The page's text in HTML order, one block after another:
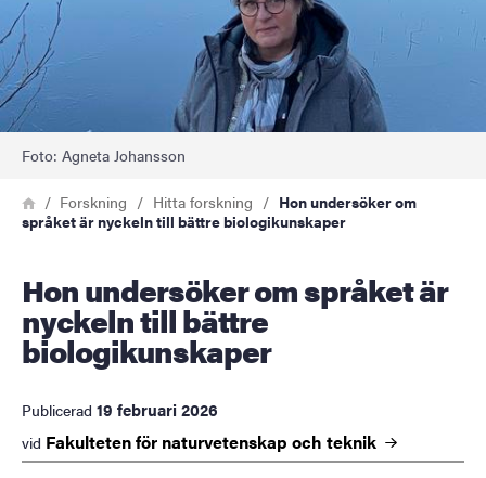
Foto: Agneta Johansson
Länkstig
HemForskning Hitta forskning
Hon undersöker om
språket är nyckeln till bättre biologikunskaper
Hon undersöker om språket är
nyckeln till bättre
biologikunskaper
Publicerad 19 februari 2026
vid Fakulteten för naturvetenskap och teknik